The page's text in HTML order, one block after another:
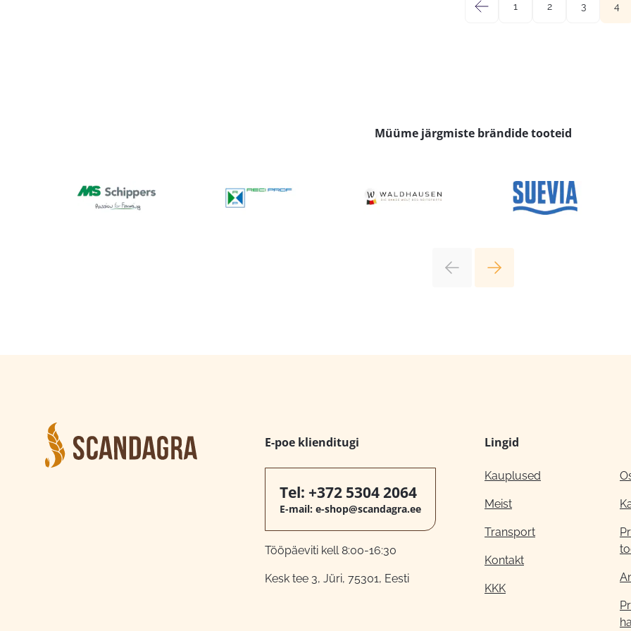
← 1 2 3 4
Müüme järgmiste brändide tooteid
E-poe klienditugi
Tel: +372 5304 2064
E-mail: e-shop@scandagra.ee
Tööpäeviti kell 8:00-16:30
Kesk tee 3, Jüri, 75301, Eesti
Lingid
Kauplused
Meist
Transport
Kontakt
KKK